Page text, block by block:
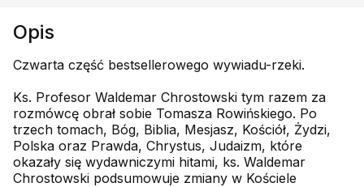
Opis
Czwarta część bestsellerowego wywiadu-rzeki.
Ks. Profesor Waldemar Chrostowski tym razem za
rozmówcę obrał sobie Tomasza Rowińskiego. Po
trzech tomach, Bóg, Biblia, Mesjasz, Kościół, Żydzi,
Polska oraz Prawda, Chrystus, Judaizm, które
okazały się wydawniczymi hitami, ks. Waldemar
Chrostowski podsumowuje zmiany w Kościele